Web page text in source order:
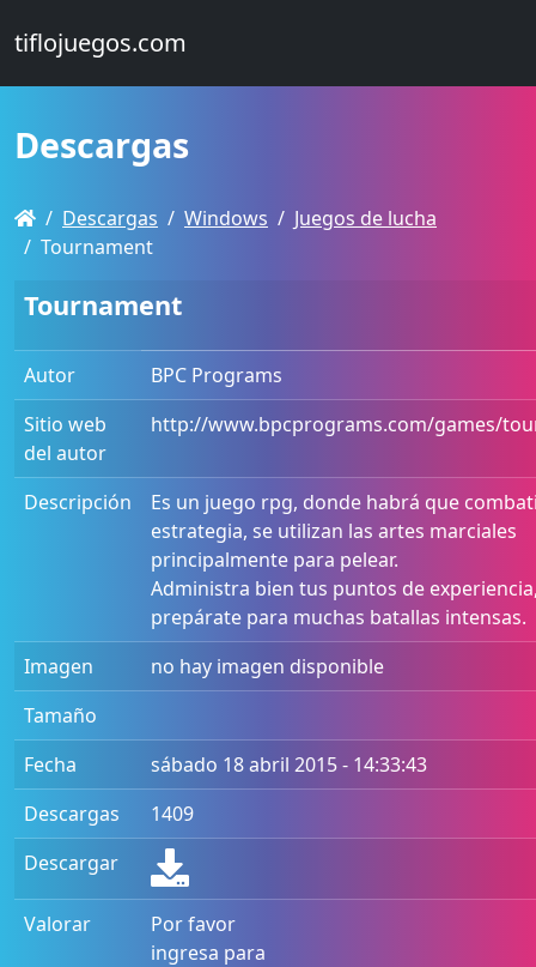
tiflojuegos.com
Descargas
Descargas Windows
Juegos de lucha
Tournament
Tournament
Autor
BPC Programs
Sitio web
del autor
http://www.bpcprograms.com/games/
Descripción
Es un juego rpg, donde habrá que
estrategia, se utilizan las artes marciales
principalmente para pelear.
Administra bien tus puntos de
prepárate para muchas batallas intensas.
Imagen
no hay imagen disponible
Tamaño
Fecha
sábado 18 abril 2015 - 14:33:43
Descargas
1409
Descargar
Valorar
Por favor
ingresa para